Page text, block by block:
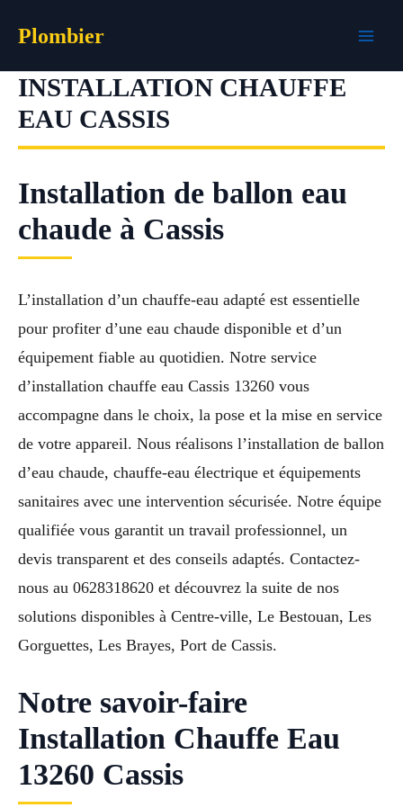
Plombier
INSTALLATION CHAUFFE
EAU CASSIS
Installation de ballon eau
chaude à Cassis
L’installation d’un chauffe-eau adapté est essentielle
pour profiter d’une eau chaude disponible et d’un
équipement fiable au quotidien. Notre service
d’installation chauffe eau Cassis 13260 vous
accompagne dans le choix, la pose et la mise en service
de votre appareil. Nous réalisons l’installation de ballon
d’eau chaude, chauffe-eau électrique et équipements
sanitaires avec une intervention sécurisée. Notre équipe
qualifiée vous garantit un travail professionnel, un
devis transparent et des conseils adaptés. Contactez-
nous au 0628318620 et découvrez la suite de nos
solutions disponibles à Centre-ville, Le Bestouan, Les
Gorguettes, Les Brayes, Port de Cassis.
Notre savoir-faire
Installation Chauffe Eau
13260 Cassis